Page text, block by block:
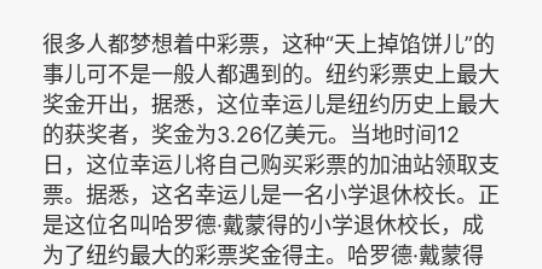
很多人都梦想着中彩票，这种“天上掉馅饼儿”的
事儿可不是一般人都遇到的。纽约彩票史上最大
奖金开出，据悉，这位幸运儿是纽约历史上最大
的获奖者，奖金为3.26亿美元。当地时间12
日，这位幸运儿将自己购买彩票的加油站领取支
票。据悉，这名幸运儿是一名小学退休校长。正
是这位名叫哈罗德·戴蒙得的小学退休校长，成
为了纽约最大的彩票奖金得主。哈罗德·戴蒙得